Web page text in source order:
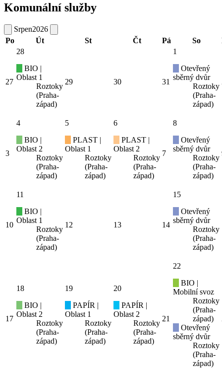
Komunální služby
Srpen2026
Po
Út St Čt Pá So
27
28
BIO |
Oblast 1
Roztoky
(Praha-
západ)
29 30 31
1
Otevřený
sběrný dvůr
Roztoky
(Praha-
západ)
3
4
BIO |
Oblast 2
Roztoky
(Praha-
západ)
5
PLAST |
Oblast 1
Roztoky
(Praha-
západ)
6
PLAST |
Oblast 2
Roztoky
(Praha-
západ)
7
8
Otevřený
sběrný dvůr
Roztoky
(Praha-
západ)
10
11
BIO |
Oblast 1
Roztoky
(Praha-
západ)
12 13 14
15
Otevřený
sběrný dvůr
Roztoky
(Praha-
západ)
17
18
BIO |
Oblast 2
Roztoky
(Praha-
západ)
19
PAPÍR |
Oblast 1
Roztoky
(Praha-
západ)
20
PAPÍR |
Oblast 2
Roztoky
(Praha-
západ)
21
22
BIO |
Mobilní svoz
Roztoky
(Praha-
západ)
Otevřený
sběrný dvůr
Roztoky
(Praha-
západ)